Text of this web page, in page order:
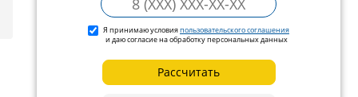
Я принимаю условияпользовательского соглашения
и даю согласие на обработку персональных данных
Рассчитать